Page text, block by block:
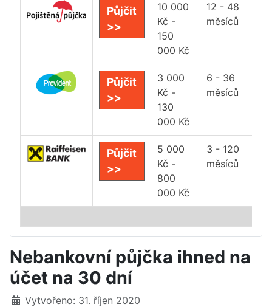
Půjčit
>>
10 000
Kč -
150
000 Kč
12 - 48
měsíců
Půjčit
>>
3 000
Kč -
130
000 Kč
6 - 36
měsíců
Půjčit
>>
5 000
Kč -
800
000 Kč
3 - 120
měsíců
Nebankovní půjčka ihned na
účet na 30 dní
Základní údaje
Vytvořeno: 31. říjen 2020